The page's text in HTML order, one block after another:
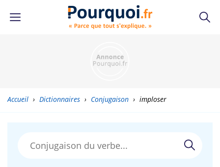
Accueil › Dictionnaires › Conjugaison › imploser